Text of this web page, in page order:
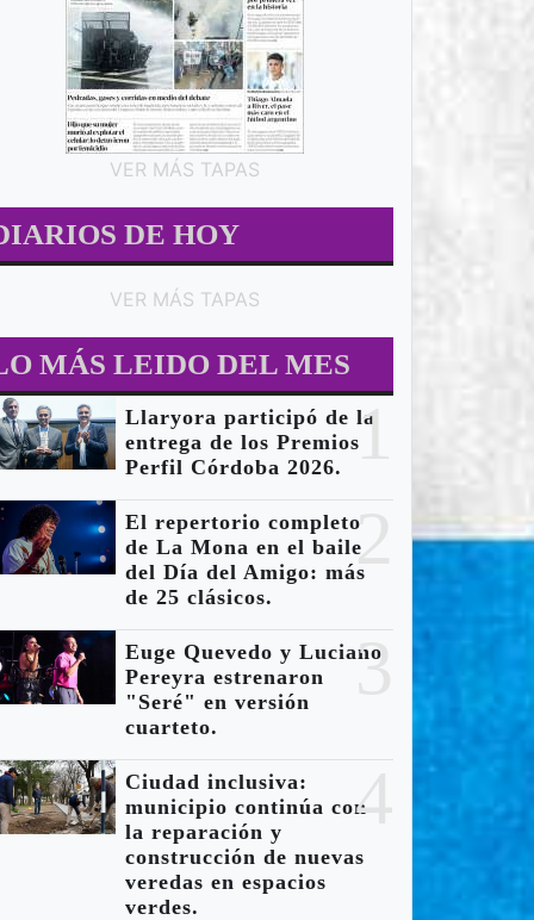
VER MÁS TAPAS
DE HOY
VER MÁS TAPAS
MÁS LEIDO DEL MES
1
Llaryora participó de la
entrega de los Premios
Perfil Córdoba 2026.
2
El repertorio completo
de La Mona en el baile
del Día del Amigo: más
de 25 clásicos.
3
Euge Quevedo y Luciano
Pereyra estrenaron
"Seré" en versión
cuarteto.
4
Ciudad inclusiva:
municipio continúa con
la reparación y
construcción de nuevas
veredas en espacios
verdes.